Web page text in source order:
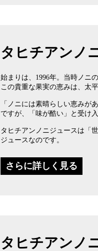
タヒチアンノ
始まりは、1996年。当時ノニ
この貴重な果実の恵みは、太
「ノニには素晴らしい恵みが
ですが、「味が酷い」と受け
タヒチアンノニジュースは「
ジュースなのです。
さらに詳しく見る
タヒチアンノ